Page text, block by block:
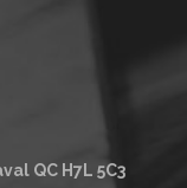
QC H7L 5C3